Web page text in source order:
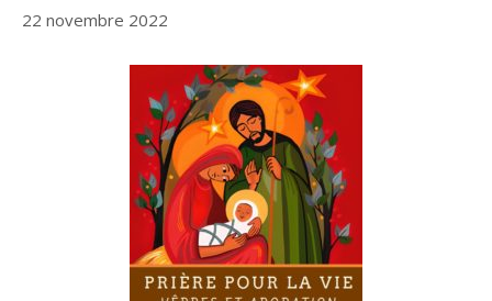
22 novembre 2022